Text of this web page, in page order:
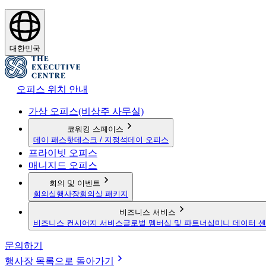
대한민국
오피스 위치 안내
가상 오피스(비상주 사무실)
코워킹 스페이스
데이 패스핫데스크 / 지정석데이 오피스
프라이빗 오피스
매니지드 오피스
회의 및 이벤트
회의실행사장회의실 패키지
비즈니스 서비스
비즈니스 컨시어지 서비스글로벌 멤버십 및 파트너십 미니 데이터
문의하기
행사장 목록으로 돌아가기